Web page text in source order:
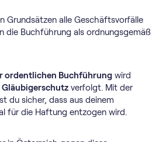
Grundsätzen alle Geschäftsvorfälle
die Buchführung als ordnungsgemäß
ordentlichen Buchführung wird
Gläubigerschutz verfolgt. Mit der
du sicher, dass aus deinem
für die Haftung entzogen wird.